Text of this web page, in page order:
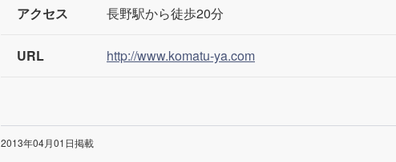
アクセス 長野駅から徒歩20分
URL http://www.komatu-ya.com
2013年04月01日掲載